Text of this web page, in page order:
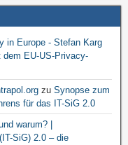
in Europe - Stefan Karg
EU-US-Privacy-
zu Synopse zum
für das IT-SiG 2.0
warum? |
SiG) 2.0 – die